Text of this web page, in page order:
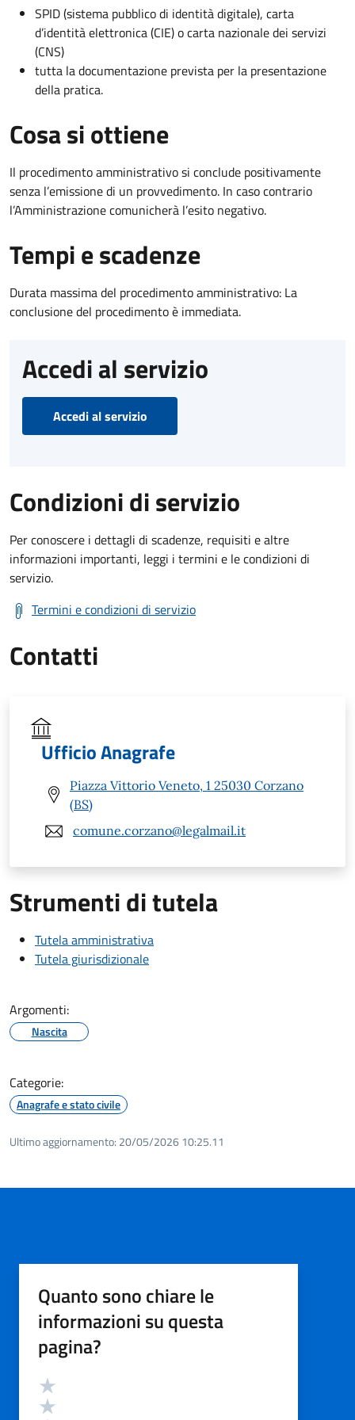
SPID (sistema pubblico di identità digitale), carta
d’identità elettronica (CIE) o carta nazionale dei servizi
(CNS)
tutta la documentazione prevista per la presentazione
della pratica.
Cosa si ottiene
Il procedimento amministrativo si conclude positivamente
senza l’emissione di un provvedimento. In caso contrario
l’Amministrazione comunicherà l’esito negativo.
Tempi e scadenze
Durata massima del procedimento amministrativo: La
conclusione del procedimento è immediata.
Accedi al servizio
Accedi al servizio
Condizioni di servizio
Per conoscere i dettagli di scadenze, requisiti e altre
informazioni importanti, leggi i termini e le condizioni di
servizio.
Termini e condizioni di servizio
Contatti
Ufficio Anagrafe
Piazza Vittorio Veneto, 1 25030 Corzano
(BS)
comune.corzano@legalmail.it
Strumenti di tutela
Tutela amministrativa
Tutela giurisdizionale
Argomenti:
Nascita
Categorie:
Anagrafe e stato civile
Ultimo aggiornamento: 20/05/2026 10:25.11
Quanto sono chiare le
informazioni su questa
pagina?
Valutazione